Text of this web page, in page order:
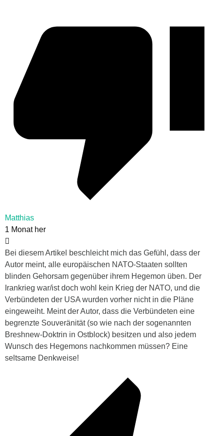
Matthias
1 Monat her
Bei diesem Artikel beschleicht mich das Gefühl, dass der
Autor meint, alle europäischen NATO-Staaten sollten
blinden Gehorsam gegenüber ihrem Hegemon üben. Der
Irankrieg war/ist doch wohl kein Krieg der NATO, und die
Verbündeten der USA wurden vorher nicht in die Pläne
eingeweiht. Meint der Autor, dass die Verbündeten eine
begrenzte Souveränität (so wie nach der sogenannten
Breshnew-Doktrin in Ostblock) besitzen und also jedem
Wunsch des Hegemons nachkommen müssen? Eine
seltsame Denkweise!